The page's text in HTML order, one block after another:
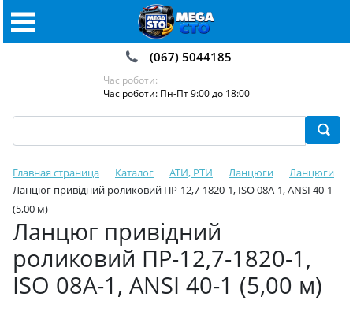
(067) 5044185
Час роботи:
Час роботи: Пн-Пт 9:00 до 18:00
Главная страница Каталог АТИ, РТИ Ланцюги
Ланцюги
Ланцюг привідний роликовий ПР-12,7-1820-1, ISO 08A-1, ANSI 40-1
(5,00 м)
Ланцюг привідний
роликовий ПР-12,7-1820-1,
ISO 08A-1, ANSI 40-1 (5,00 м)